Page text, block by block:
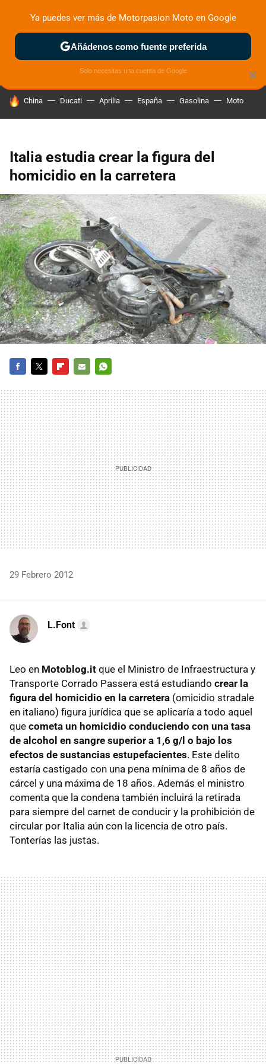
ZONA DE PRUEBAS DEPORTIVAS MOTOS ELÉCTRICAS
HOY SE HABLA DE
China Ducati Aprilia España Gasolina Moto
Italia estudia crear la figura del
homicidio en la carretera
MAIL
29 Febrero 2012
L.Font
Leo en Motoblog.it que el Ministro de Infraestructura y
Transporte Corrado Passera está estudiando crear la
figura del homicidio en la carretera (omicidio stradale
en italiano) figura jurídica que se aplicaría a todo aquel
que cometa un homicidio conduciendo con una tasa
de alcohol en sangre superior a 1,6 g/l o bajo los
efectos de sustancias estupefacientes. Este delito
estaría castigado con una pena mínima de 8 años de
cárcel y una máxima de 18 años. Además el ministro
comenta que la condena también incluirá la retirada
para siempre del carnet de conducir y la prohibición de
circular por Italia aún con la licencia de otro país.
Tonterías las justas.
×
Ya puedes ver más de Motorpasion Moto en Google
Añádenos como fuente preferida
Solo necesitas una cuenta de Google